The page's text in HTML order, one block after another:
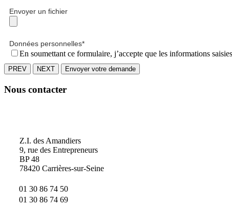
Envoyer un fichier
Données personnelles*
En soumettant ce formulaire, j’accepte que les informations
PREV NEXT Envoyer votre demande
Nous contacter
Z.I. des Amandiers
9, rue des Entrepreneurs
BP 48
78420 Carrières-sur-Seine
01 30 86 74 50
01 30 86 74 69